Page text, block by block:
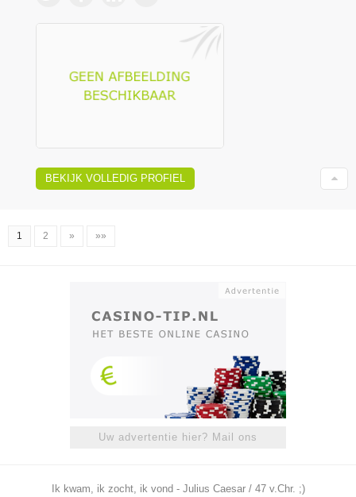
BEKIJK VOLLEDIG PROFIEL
1 2 » »»
Uw advertentie hier? Mail ons
Ik kwam, ik zocht, ik vond - Julius Caesar / 47 v.Chr. ;)